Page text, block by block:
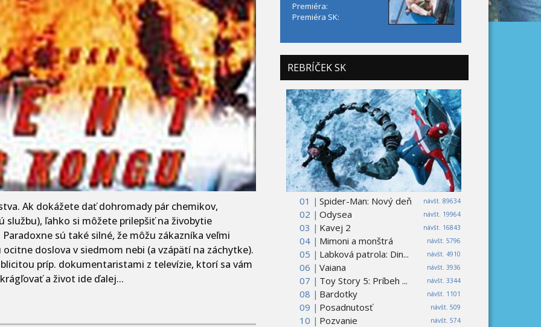
Ak dokážete dať dohromady pár chemikov,
ľahko si môžete prilepšiť na živobytie
sú také silné, že môžu zákazníka veľmi
doslova v siedmom nebi (a vzápätí na záchytke).
príp. dokumentaristami z televízie, ktorí sa vám
a život ide ďalej...
Premiéra:
Premiéra SK:
REBRÍČEK SK
01 | návšt. 89634
Spider-Man: Nový deň
02 |
návšt. 19964
Odysea
03 |
návšt. 16843
Kavej 2
04 |
návšt. 5796
Mimoni a monštrá
05 |
návšt. 4910
Labková patrola: Din...
06 |
návšt. 3936
Vaiana
07 |
návšt. 3344
Toy Story 5: Príbeh ...
08 |
návšt. 1101
Bardotky
09 |
návšt. 509
Posadnutosť
10 |
návšt. 574
Pozvanie